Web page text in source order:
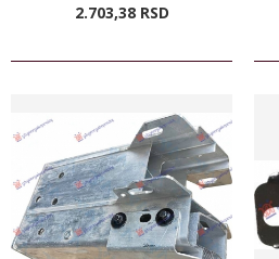
2.703,38 RSD